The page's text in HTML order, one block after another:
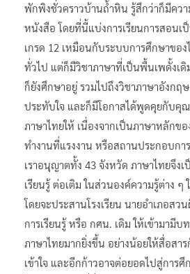
พักพิงชั่วคราวบ้านถ้ำหิน รู้สึกว่าก็มีควา
หนังสือ โดยที่นี้แบ่งการเรียนการสอนเ
เกรด 12 เหมือนกับระบบการศึกษาขอ
ทั่วไป แต่ก็มีวิชาภาษาที่เป็นพื้นเพดั้งเดิ
ก็ยังศึกษาอยู่ รวมไปถึงวิชาภาษาอังกฤ
ประทับใจ และก็มีโอกาสได้พูดคุยกับคุณ
ภาษาไทยให้ เนื่องจากเป็นภาษาหลักข
ทำงานที่แรงงาน หรือสถานประกอบกา
เราอนุญาตทั้ง 43 จังหวัด ภาษาไทยจึง
เรียนรู้ ต่อเติม ในส่วนองค์ความรู้ต่าง
โดยจะประสานโรงเรียน นายอำเภอส
การเรียนรู้ หรือ กศน. เดิม ให้เข้ามามี
ภาษาไทยมากยิ่งขึ้น อย่างน้อยให้สื่อสา
เข้าใจ และอีกก้าวอาจต่อยอดไปสู่การ